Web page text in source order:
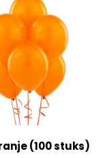
(100 stuks)